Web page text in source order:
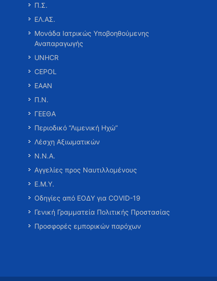
Π.Σ.
ΕΛ.ΑΣ.
Μονάδα Ιατρικώς Υποβοηθούμενης
Αναπαραγωγής
UNHCR
CEPOL
ΕΑΑΝ
Π.Ν.
ΓΕΕΘΑ
Περιοδικό “Λιμενική Ηχώ”
Λέσχη Αξιωματικών
Ν.Ν.Α.
Αγγελίες προς Ναυτιλλομένους
Ε.Μ.Υ.
Οδηγίες από ΕΟΔΥ για COVID-19
Γενική Γραμματεία Πολιτικής Προστασίας
Προσφορές εμπορικών παρόχων